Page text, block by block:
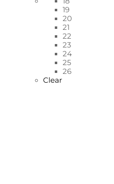
19
20
21
22
23
24
25
26
Clear